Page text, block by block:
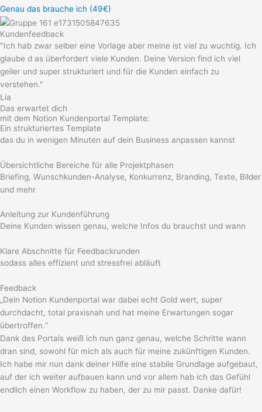
Genau das brauche ich (49€)
Kundenfeedback
"Ich hab zwar selber eine Vorlage aber meine ist viel zu wuchtig. Ich
glaube d as überfordert viele Kunden. Deine Version find ich viel
geiler und super strukturiert und für die Kunden einfach zu
verstehen."
Lia
Das erwartet dich
mit dem Notion Kundenportal Template:
Ein strukturiertes Template
das du in wenigen Minuten auf dein Business anpassen kannst
Übersichtliche Bereiche für alle Projektphasen
Briefing, Wunschkunden-Analyse, Konkurrenz, Branding, Texte, Bilder
und mehr
Anleitung zur Kundenführung
Deine Kunden wissen genau, welche Infos du brauchst und wann
Klare Abschnitte für Feedbackrunden
sodass alles effizient und stressfrei abläuft
Feedback
„Dein Notion Kundenportal war dabei echt Gold wert, super
durchdacht, total praxisnah und hat meine Erwartungen sogar
übertroffen.“
Dank des Portals weiß ich nun ganz genau, welche Schritte wann
dran sind, sowohl für mich als auch für meine zukünftigen Kunden.
Ich habe mir nun dank deiner Hilfe eine stabile Grundlage aufgebaut,
auf der ich weiter aufbauen kann und vor allem hab ich das Gefühl
endlich einen Workflow zu haben, der zu mir passt. Danke dafür!